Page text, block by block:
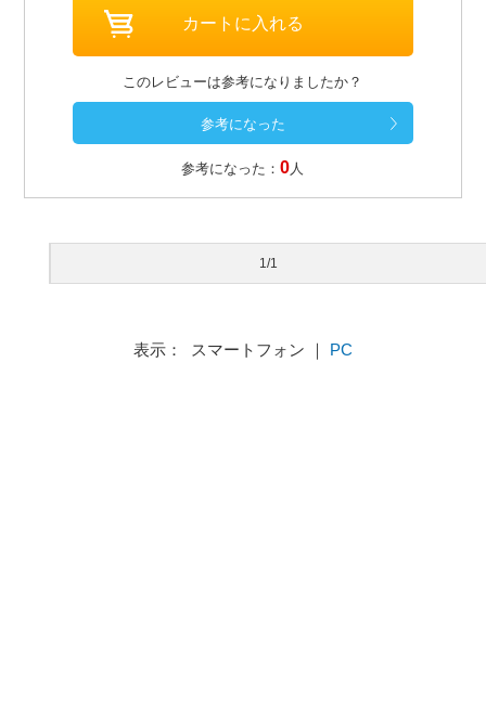
このレビューは参考になりましたか？
参考になった：0 人
1/1
表示： スマートフォン ｜ PC